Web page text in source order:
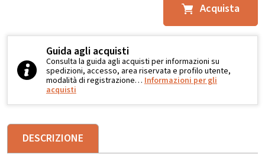
Acquista
Guida agli acquisti
Consulta la guida agli acquisti per informazioni su
spedizioni, accesso, area riservata e profilo utente,
modalità di registrazione… Informazioni per gli
acquisti
DESCRIZIONE